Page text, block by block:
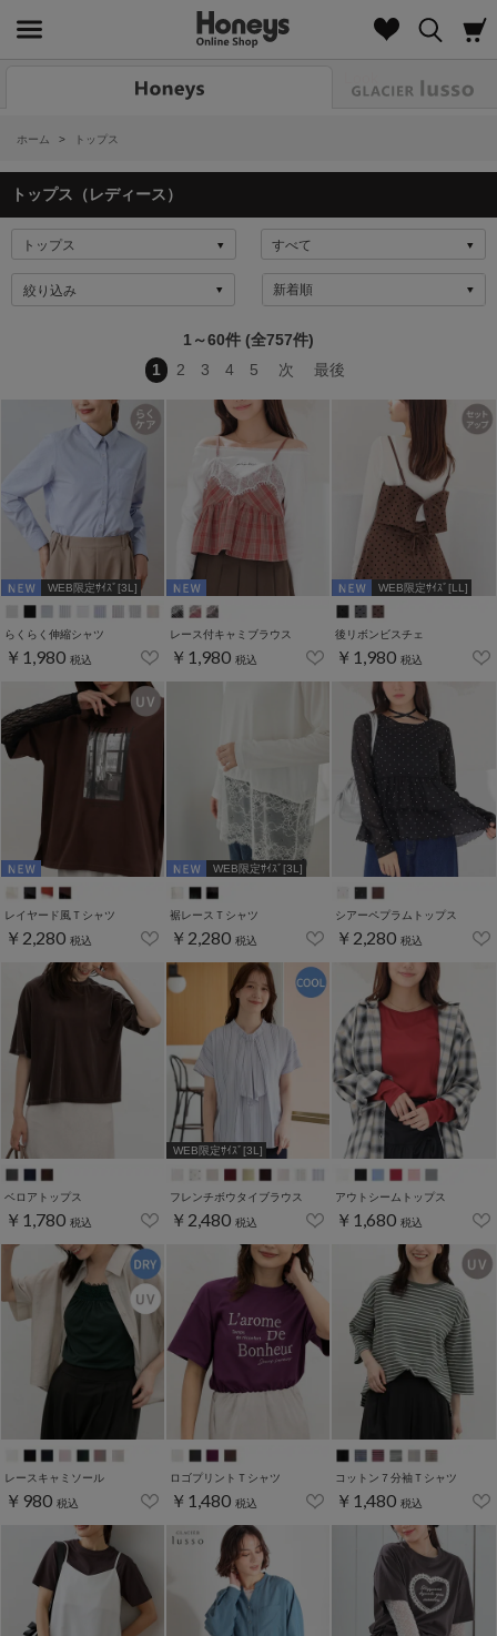
ホーム > トップス
トップス（レディース）
絞り込み
1～60件 (全757件)
1
2 3 4 5 次 最後
WEB限定ｻｲｽﾞ[3L]
らくらく伸縮シャツ
￥1,980 税込
レース付キャミブラウス
￥1,980 税込
WEB限定ｻｲｽﾞ[LL]
後リボンビスチェ
￥1,980 税込
レイヤード風Ｔシャツ
￥2,280 税込
WEB限定ｻｲｽﾞ[3L]
裾レースＴシャツ
￥2,280 税込
シアーペプラムトップス
￥2,280 税込
ベロアトップス
￥1,780 税込
WEB限定ｻｲｽﾞ[3L]
フレンチボウタイブラウス
￥2,480 税込
アウトシームトップス
￥1,680 税込
レースキャミソール
￥980 税込
ロゴプリントＴシャツ
￥1,480 税込
コットン７分袖Ｔシャツ
￥1,480 税込